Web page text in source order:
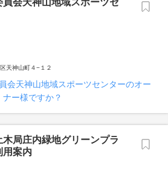
会天神山地域スポーツセ
天神山町４−１２
天神山地域スポーツセンターのオー
ナー様ですか？
局庄内緑地グリーンプラ
用案内